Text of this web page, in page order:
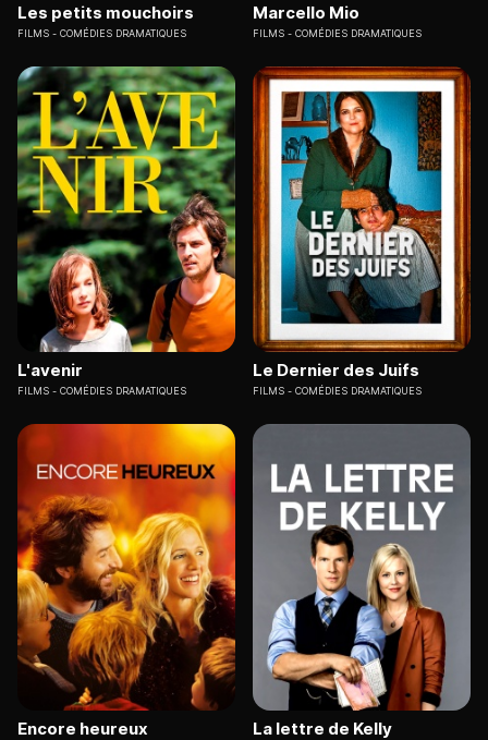
Les petits mouchoirs
FILMS COMÉDIES DRAMATIQUES
Marcello Mio
FILMS COMÉDIES DRAMATIQUES
L'avenir
FILMS COMÉDIES DRAMATIQUES
Le Dernier des Juifs
FILMS COMÉDIES DRAMATIQUES
Encore heureux La lettre de Kelly